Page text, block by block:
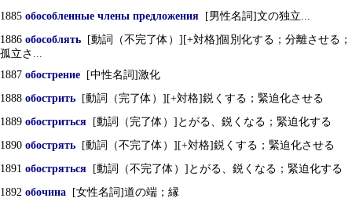
1885 обособленные члены предложения [男性名詞]文の独立...
1886 обособлять [動詞（不完了体）][+対格]個別化する；分離させる；
孤立さ...
1887 обострение [中性名詞]激化
1888 обострить [動詞（完了体）][+対格]鋭くする；緊迫化させる
1889 обостриться [動詞（完了体）]とがる、鋭くなる；緊迫化する
1890 обострять [動詞（不完了体）][+対格]鋭くする；緊迫化させる
1891 обостряться [動詞（不完了体）]とがる、鋭くなる；緊迫化する
1892 обочина [女性名詞]道の端；縁